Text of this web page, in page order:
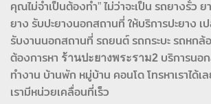
คุณไม่จำเป็นต้องทำ” ไม่ว่าจะเป็น รถยางรั่ว
ยาง รับปะยางนอกสถานที่ ให้บริการปะยาง เ
รับงานนอกสถานที่ รถยนต์ รถกระบะ รถหกล้
ต้องการหา ร้านปะยางพระราม2 บริการนอ
ทำงาน บ้านพัก หมู่บ้าน คอนโด โทรหาเราได้เ
เรามีหน่วยเคลื่อนที่เร็ว